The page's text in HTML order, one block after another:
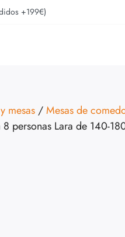
+199€)
mesas /Mesas de
personas Lara de 140-